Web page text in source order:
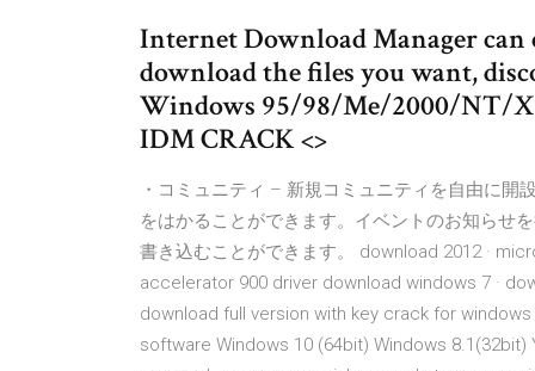
Internet Download Manager
download the files you want,
Windows 95/98/Me/2000/NT/
IDM CRACK <>
・コミュニティ – 新規コミュニティを自由に
をはかることができます。イベントのお知らせ
書き込むことができます。 download 2012 ·
accelerator 900 driver download windows 7 ·
download full version with key crack for
software Windows 10 (64bit) Windows